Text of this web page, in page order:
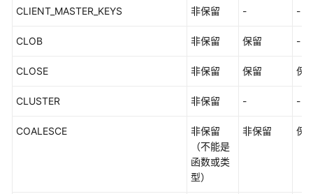
布
_V2.0-
Compatibility
发
CLIENT_MASTER_KEYS 非保留 - -
CLOB 非保留 保留 -
CLOSE 非保留 保留 保
CLUSTER 非保留 - -
COALESCE
非保留
（不能是
函数或类
型）
非保留 保